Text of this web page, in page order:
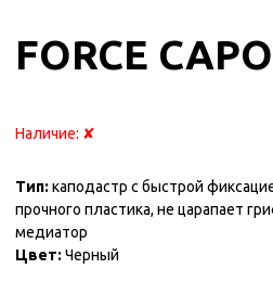
FORCE
Наличие: ✘
Тип: каподастр с быстрой
прочного пластика, не царапает
медиатор
Цвет: Черный